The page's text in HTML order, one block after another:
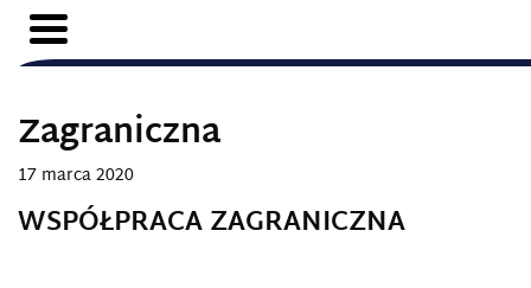
Zagraniczna
17 marca 2020
WSPÓŁPRACA ZAGRANICZNA